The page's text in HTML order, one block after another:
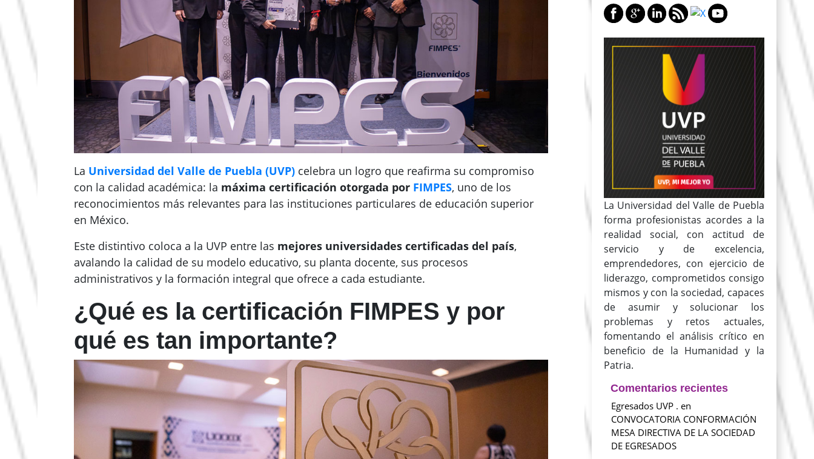
La Universidad del Valle de Puebla (UVP) celebra un logro que reafirma su compromiso
con la calidad académica: la máxima certificación otorgada por FIMPES, uno de los
reconocimientos más relevantes para las instituciones particulares de educación superior
en México.
Este distintivo coloca a la UVP entre las mejores universidades certificadas del país,
avalando la calidad de su modelo educativo, su planta docente, sus procesos
administrativos y la formación integral que ofrece a cada estudiante.
¿Qué es la certificación FIMPES y por
qué es tan importante?
La Universidad del Valle de Puebla
forma profesionistas acordes a la
realidad social, con actitud de
servicio y de excelencia,
emprendedores, con ejercicio de
liderazgo, comprometidos consigo
mismos y con la sociedad, capaces
de asumir y solucionar los
problemas y retos actuales,
fomentando el análisis crítico en
beneficio de la Humanidad y la
Patria.
Comentarios recientes
Egresados UVP . en
CONVOCATORIA CONFORMACIÓN
MESA DIRECTIVA DE LA SOCIEDAD
DE EGRESADOS